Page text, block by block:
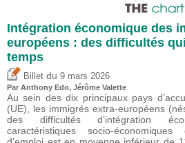
Intégration économique des
européens : des difficultés
temps
Billet du 9 mars 2026
Par Anthony Edo, Jérôme Valette
Au sein des dix principaux pays
(UE), les immigrés extra-européens
des difficultés d’intégration
caractéristiques socio-